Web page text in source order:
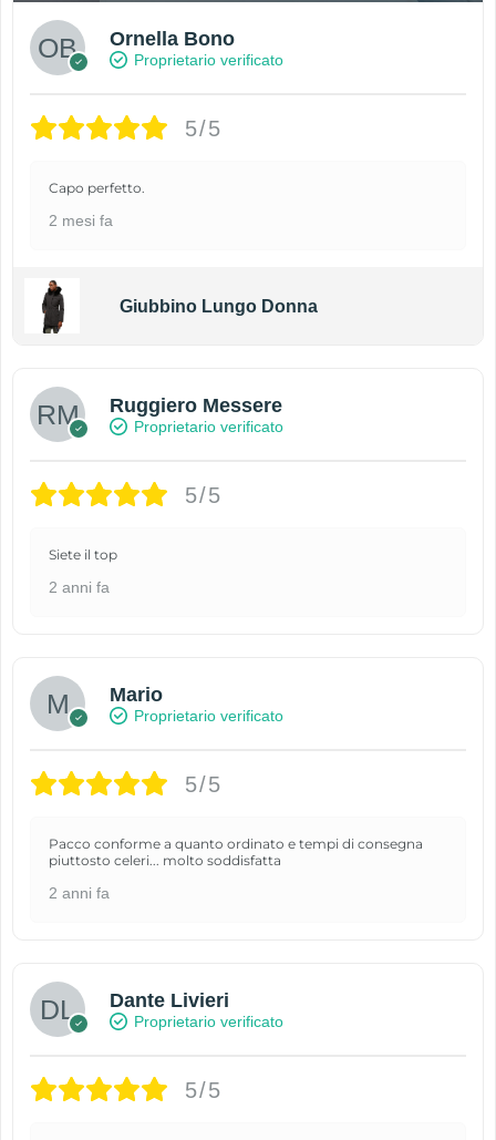
Ornella Bono
Proprietario verificato
5/5
Capo perfetto.
2 mesi fa
Giubbino Lungo Donna
Ruggiero Messere
Proprietario verificato
5/5
Siete il top
2 anni fa
Mario
Proprietario verificato
5/5
Pacco conforme a quanto ordinato e tempi di consegna
piuttosto celeri... molto soddisfatta
2 anni fa
Dante Livieri
Proprietario verificato
5/5